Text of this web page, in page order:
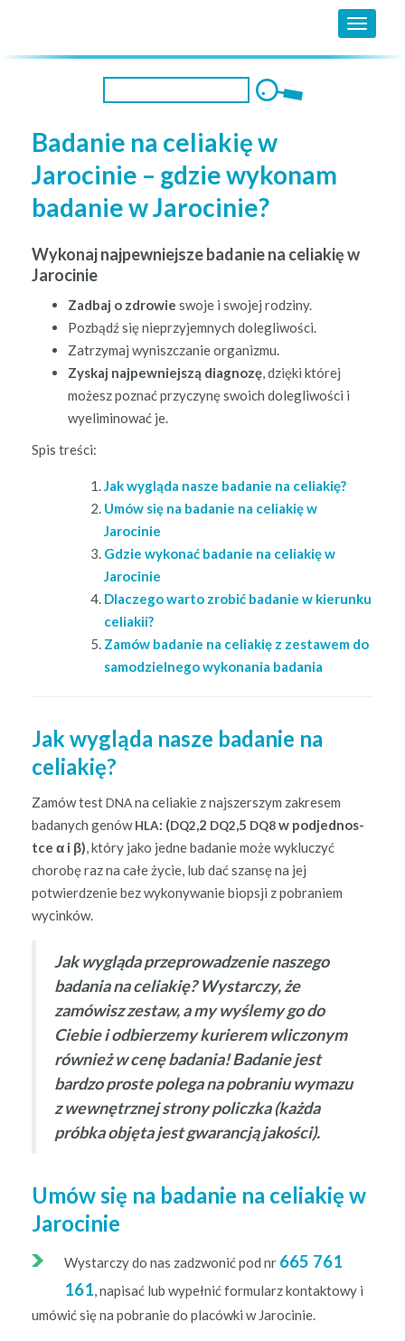
MENU
Badanie na celiakię w
Jarocinie – gdzie wykonam
badanie w Jarocinie?
Wykonaj najpewniejsze badanie na celiakię w
Jarocinie
Zad­baj o zdrowie swo­je i swo­jej rodziny.
Pozbądź się nieprzy­jem­nych dolegliwości.
Zatrzy­maj wyniszczanie organizmu.
Zyskaj najpewniejszą diag­nozę , dzię­ki której
możesz poz­nać przy­czynę swoich dolegli­woś­ci i
wye­lim­i­nować je.
Spis treś­ci:
Jak wyglą­da nasze badanie na celiakię?
Umów się na badanie na celi­ak­ię w
Jarocinie
Gdzie wykon­ać badanie na celi­ak­ię w
Jarocinie
Dlaczego warto zro­bić badanie w kierunku
celiakii?
Zamów badanie na celi­ak­ię z zestawem do
samodziel­nego wyko­na­nia badania
Jak wygląda nasze badanie na
celiakię?
Zamów testDNAna celi­akie z najsz­er­szym zakre­sem
badanych genówHLA: (DQ2 ,2 DQ2 ,5 DQ8w pod­jed­nos­
tce α i β) , który jako jedne badanie może wyk­luczyć
chorobę raz na całe życie, lub dać szan­sę na jej
potwierdze­nie bez wykony­wanie biop­sji z pobraniem
wycinków.
Jak wyglą­da przeprowadze­nie naszego
bada­nia na celi­ak­ię? Wystar­czy, że
zamówisz zestaw, a my wyśle­my go do
Ciebie i odbierze­my kuri­erem wlic­zonym
również w cenę bada­nia! Badanie jest
bard­zo proste pole­ga na pobra­niu wymazu
z wewnętrznej strony policz­ka (każ­da
prób­ka obję­ta jest gwarancją jakości).
Umów się na badanie na celiakię w
Jarocinie
Wystar­czy do nas zadz­wonić pod nr 665 761
161 , napisać lub wypełnić for­mu­la­rz kon­tak­towy i
umówić się na pobranie do placów­ki w Jarocinie.